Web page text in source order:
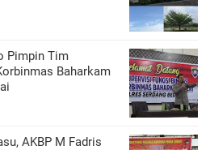
Pimpin Tim
Baharkam
AKBP M Fadris